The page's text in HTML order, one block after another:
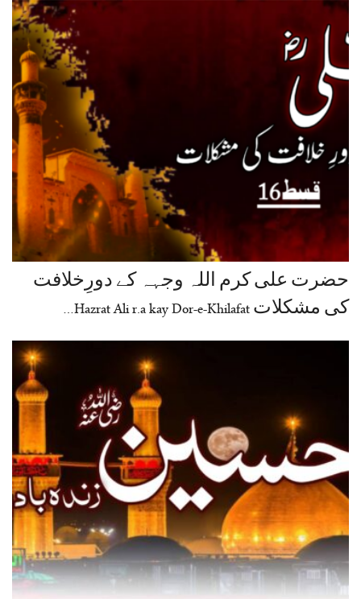
حضرت علی کرم اللہ وجہہ کے دورِخلافت
کی مشکلات Hazrat Ali r.a kay Dor-e-Khilafat…